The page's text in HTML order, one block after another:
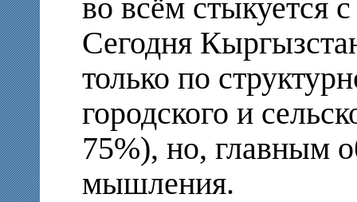
во всём стыкуется
Сегодня
только по
городского и
75%), но, главным
мышления.